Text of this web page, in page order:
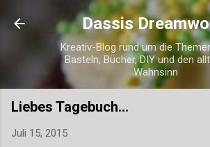
Direkt zum
Dassis
Kreativ-Blog rund um die
Basteln, Bücher, DIY und den
Wahnsinn
Liebes Tagebuch...
Juli 15, 2015